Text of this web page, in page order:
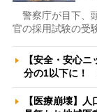
警察庁が目下、
官の採用試験の受
【安全・安心
分の1以下に！
【医療崩壊】